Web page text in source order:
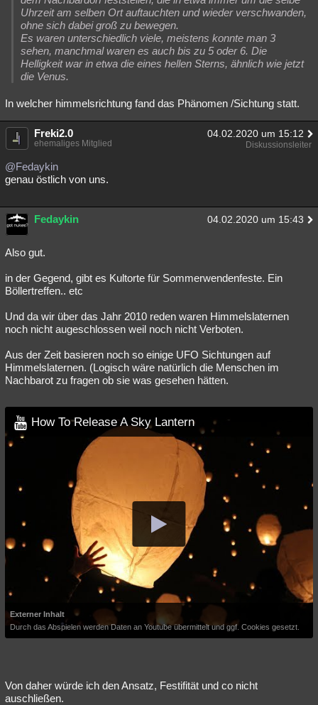
Uhrzeit am selben Ort auftauchten und wieder verschwanden,
ohne sich dabei groß zu bewegen.
Es waren unterschiedlich viele, meistens konnte man 3
sehen, manchmal waren es auch bis zu 5 oder 6. Die
Helligkeit war in etwa die eines hellen Sterns, ähnlich wie jetzt
die Venus.
In welcher himmelsrichtung fand das Phänomen /Sichtung statt.
Freki2.0 04.02.2020 um 15:12
ehemaliges Mitglied Diskussionsleiter
@Fedaykin
genau östlich von uns.
Fedaykin 04.02.2020 um 15:43
Also gut.
in der Gegend, gibt es Kultorte für Sommerwendenfeste. Ein
Böllertreffen.. etc
Und da wir über das Jahr 2010 reden waren Himmelslaternen
noch nicht augeschlossen weil noch nicht Verboten.
Aus der Zeit basieren noch so einige UFO Sichtungen auf
Himmelslaternen. (Logisch wäre natürlich die Menschen im
Nachbarot zu fragen ob sie was gesehen hätten.
How To Release A Sky Lantern
Externer Inhalt
Durch das Abspielen werden Daten an Youtube übermittelt und ggf. Cookies gesetzt.
Von daher würde ich den Ansatz, Festifität und co nicht
auschließen.